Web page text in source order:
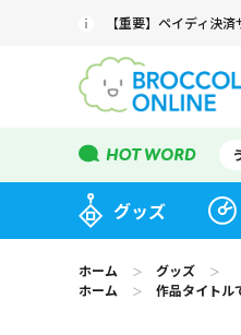
【重要】ペイディ決
グッズ
ホーム ＞ グッズ ＞
ホーム
＞ 作品タイトル